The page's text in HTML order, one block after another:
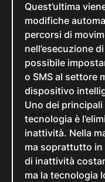
Quest’ultima
modifiche
percorsi di
nell’esecuzione
possibile
o SMS al settore
dispositivo
Uno dei
tecnologia è
inattività. Nella
ma soprattutto in
di inattività
ma la tecnologia